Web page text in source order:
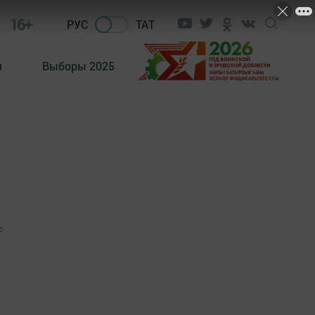
16+ РУС ТАТ
Выборы 2025